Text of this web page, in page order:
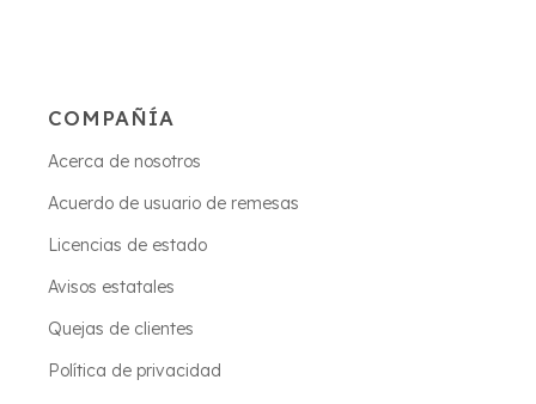
COMPAÑÍA
Acerca de nosotros
Acuerdo de usuario de remesas
Licencias de estado
Avisos estatales
Quejas de clientes
Política de privacidad